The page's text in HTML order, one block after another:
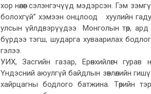
хор нөлөөг сэлэнгэчүүд мэдэрсэн. Гэм
болохгүй” хэмээн онцлоод хуулийн
улсын үйлдвэрүүдээ Монголын төр,
бүрдээ тэгш, шударга хуваарилах
гэлээ.
УИХ, Засгийн газар, Ерөнхийлөгч
Үндэсний аюулгүй байдлын зөвлөлийн
хайрцагны бодлого батжина. Төрийн